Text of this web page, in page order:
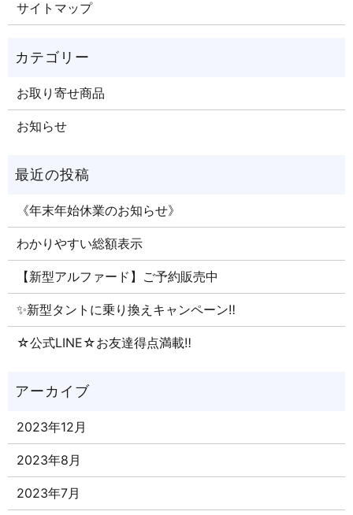
サイトマップ
お取り寄せ商品
お知らせ
《年末年始休業のお知らせ》
わかりやすい総額表示
【新型アルファード】ご予約販売中
✨新型タントに乗り換えキャンペーン‼
☆公式LINE☆お友達得点満載‼
2023年12月
2023年8月
2023年7月